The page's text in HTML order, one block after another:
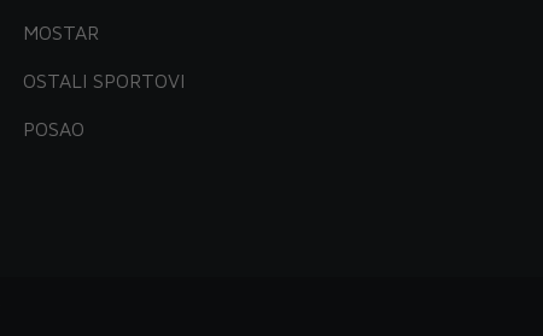
MOSTAR
OSTALI SPORTOVI
POSAO